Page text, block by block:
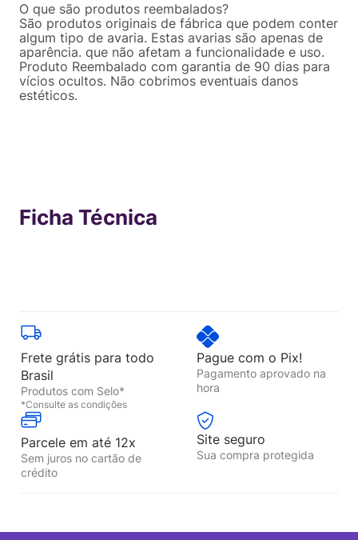
O que são produtos reembalados?
São produtos originais de fábrica que podem conter
algum tipo de avaria. Estas avarias são apenas de
aparência. que não afetam a funcionalidade e uso.
Produto Reembalado com garantia de 90 dias para
vícios ocultos. Não cobrimos eventuais danos
estéticos.
Ficha Técnica
Frete grátis para todo
Brasil
Produtos com Selo*
*Consulte as condições
Pague com o Pix!
Pagamento aprovado na
hora
Parcele em até 12x
Sem juros no cartão de
crédito
Site seguro
Sua compra protegida